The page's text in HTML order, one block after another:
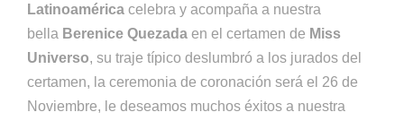
Latinoamérica celebra y acompaña a nuestra
bella Berenice Quezada en el certamen de Miss
Universo, su traje típico deslumbró a los jurados del
certamen, la ceremonia de coronación será el 26 de
Noviembre, le deseamos muchos éxitos a nuestra